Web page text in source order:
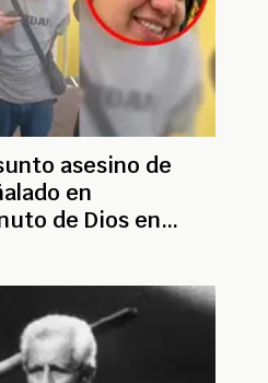
asesino de
en
de Dios en